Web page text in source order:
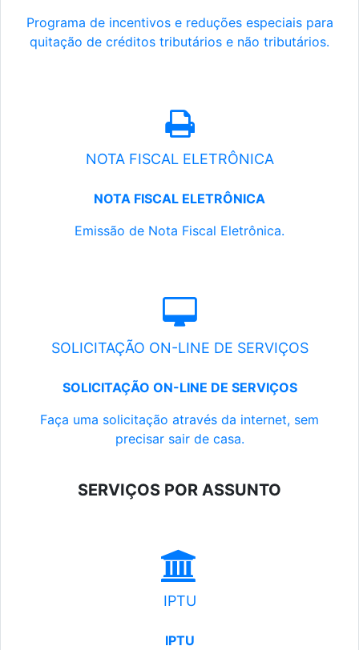
Programa de incentivos e reduções especiais para
quitação de créditos tributários e não tributários.
NOTA FISCAL ELETRÔNICA
NOTA FISCAL ELETRÔNICA
Emissão de Nota Fiscal Eletrônica.
SOLICITAÇÃO ON-LINE DE SERVIÇOS
SOLICITAÇÃO ON-LINE DE SERVIÇOS
Faça uma solicitação através da internet, sem
precisar sair de casa.
SERVIÇOS POR ASSUNTO
IPTU
IPTU